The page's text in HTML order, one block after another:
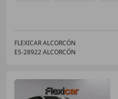
FLEXICAR ALCORCÓN
ES-28922 ALCORCÓN